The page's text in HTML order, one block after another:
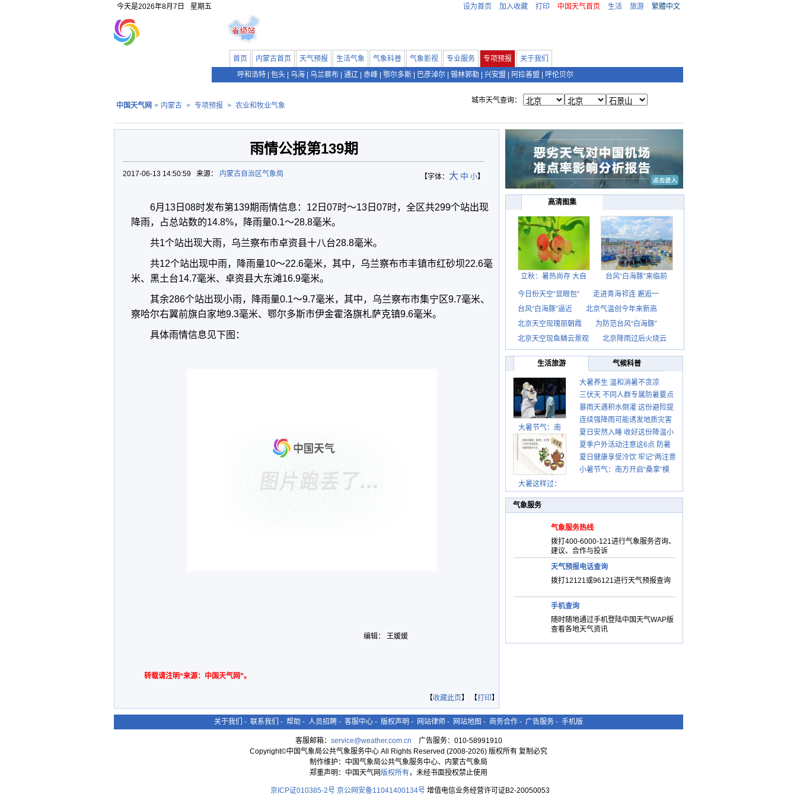
今天是2026年8月7日 星期五 设为首页 加入收藏 打印 中国天气首页 生活 旅游 繁體中文
首页 内蒙古首页 天气预报 生活气象 气象科普 气象影视 专业服务 专项预报
关于我们
呼和浩特
包头 乌海 乌兰察布 通辽 赤峰 鄂尔多斯 巴彦淖尔 锡林郭勒 兴安盟 阿拉善盟 呼伦贝尔
中国天气网 > 内蒙古 > 专项预报 > 农业和牧业气象
城市天气查询：
雨情公报第139期
【字体： 大 中 小】
2017-06-13 14:50:59 来源： 内蒙古自治区气象局
6月 13 日 08时发布第139期雨情信息： 12 日 07时～13 日 07时，全区共299个站出现
降雨，占总站数的14.8%，降雨量0.1～28.8毫米。
共1个站出现大雨，乌兰察布市卓资县十八台28.8毫米。
共12个站出现中雨，降雨量10～22.6毫米，其中，乌兰察布市丰镇市红砂坝22.6毫
米、黑土台14.7毫米、卓资县大东滩16.9毫米。
其余286个站出现小雨，降雨量0.1～9.7毫米，其中，乌兰察布市集宁区9.7毫米、
察哈尔右翼前旗白家地9.3毫米、鄂尔多斯市伊金霍洛旗札萨克镇9.6毫米。
具体雨情信息见下图：
编辑： 王媛媛
转载请注明“来源：中国天气网”。
【收藏此页】 【打印】
高清图集
立秋：暑热尚存 大自 台风“白海豚”来临前
今日份天空“显眼包”
走进青海祁连 邂逅一
台风“白海豚”逼近
北京气温创今年来新高
北京天空现瑰丽朝霞
为防范台风“白海豚”
北京天空现鱼鳞云景观
北京降雨过后火烧云
生活旅游
气候科普
大暑节气：南
大暑这样过：
大暑养生 温和消暑不贪凉
三伏天 不同人群专属防暑要点
请收好
暴雨天遇积水倒灌 这份避险提
示请收好
连续强降雨可能诱发地质灾害
这些前兆要知道
夏日安然入睡 收好这份降温小
贴士
夏季户外活动注意这6点 防暑
健身两不误
夏日健康享受冷饮 牢记“两注意
一控制”
小暑节气：南方开启“桑拿”模
气象服务
气象服务热线
拨打400-6000-121进行气象服务咨询、
建议、合作与投诉
天气预报电话查询
拨打12121或96121进行天气预报查询
手机查询
随时随地通过手机登陆中国天气WAP版
查看各地天气资讯
关于我们 - 联系我们 - 帮助 - 人员招聘 - 客服中心 - 版权声明 - 网站律师 - 网站地图 - 商务合作 - 广告服务 - 手机版
客服邮箱： service@weather.com.cn 广告服务：010-58991910
Copyright©中国气象局公共气象服务中心 All Rights Reserved (2008-2026) 版权所有 复制必究
制作维护：中国气象局公共气象服务中心、内蒙古气象局
郑重声明：中国天气网版权所有，未经书面授权禁止使用
京ICP证010385-2号 京公网安备11041400134号增值电信业务经营许可证B2-20050053